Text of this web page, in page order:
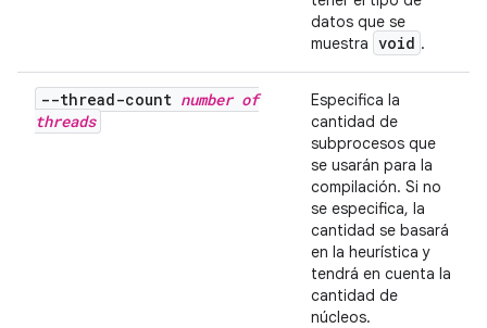
datos que se
muestra void .
--thread-count number of
threads
Especifica la
cantidad de
subprocesos que
se usarán para la
compilación. Si no
se especifica, la
cantidad se basará
en la heurística y
tendrá en cuenta la
cantidad de
núcleos.